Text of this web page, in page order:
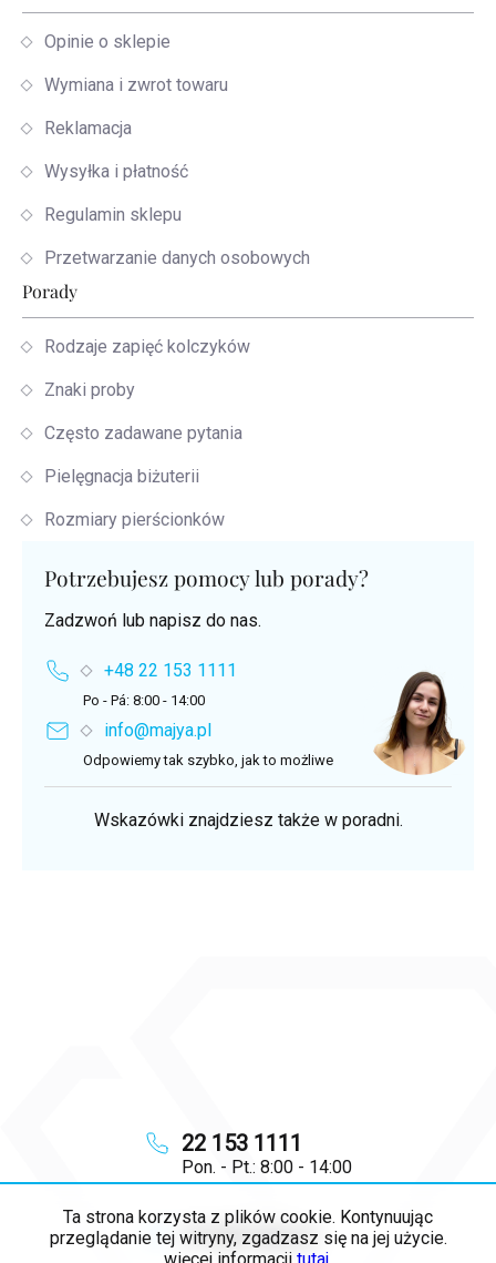
Ta strona korzysta z plików cookie. Kontynuując
przeglądanie tej witryny, zgadzasz się na jej użycie.
info@ majya.pl
22 153 1111
Pon. - Pt.: 8:00 - 14:00
Opinie o sklepie
Wymiana i zwrot towaru
Reklamacja
Wysyłka i płatność
Regulamin sklepu
Przetwarzanie danych osobowych
Porady
Rodzaje zapięć kolczyków
Znaki proby
Często zadawane pytania
Pielęgnacja biżuterii
Rozmiary pierścionków
Potrzebujesz pomocy lub porady?
Zadzwoń lub napisz do nas.
+48 22 153 1111
Po - Pá: 8:00 - 14:00
info@majya.pl
Odpowiemy tak szybko, jak to możliwe
Wskazówki znajdziesz także w poradni.